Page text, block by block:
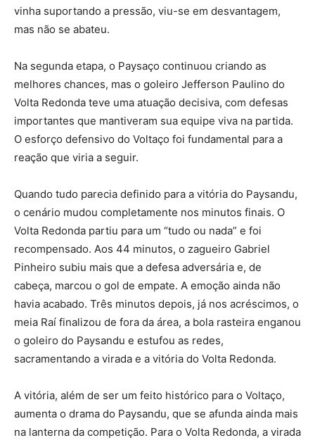
vinha suportando a pressão, viu-se em desvantagem,
mas não se abateu.
​Na segunda etapa, o Paysaço continuou criando as
melhores chances, mas o goleiro Jefferson Paulino do
Volta Redonda teve uma atuação decisiva, com defesas
importantes que mantiveram sua equipe viva na partida.
O esforço defensivo do Voltaço foi fundamental para a
reação que viria a seguir.
​Quando tudo parecia definido para a vitória do Paysandu,
o cenário mudou completamente nos minutos finais. O
Volta Redonda partiu para um “tudo ou nada” e foi
recompensado. Aos 44 minutos, o zagueiro Gabriel
Pinheiro subiu mais que a defesa adversária e, de
cabeça, marcou o gol de empate. A emoção ainda não
havia acabado. Três minutos depois, já nos acréscimos, o
meia Raí finalizou de fora da área, a bola rasteira enganou
o goleiro do Paysandu e estufou as redes,
sacramentando a virada e a vitória do Volta Redonda.
​A vitória, além de ser um feito histórico para o Voltaço,
aumenta o drama do Paysandu, que se afunda ainda mais
na lanterna da competição. Para o Volta Redonda, a virada